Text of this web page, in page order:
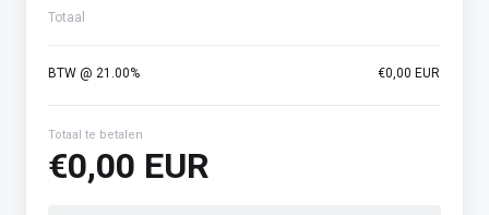
Subtotaal
Totaal
Totaal te betalen